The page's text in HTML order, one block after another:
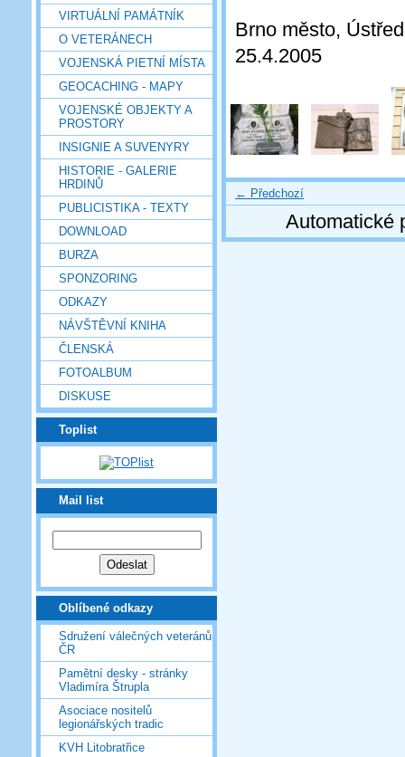
VIRTUÁLNÍ PAMÁTNÍK
O VETERÁNECH
VOJENSKÁ PIETNÍ MÍSTA
GEOCACHING - MAPY
VOJENSKÉ OBJEKTY A
PROSTORY
INSIGNIE A SUVENYRY
HISTORIE - GALERIE
HRDINŮ
PUBLICISTIKA - TEXTY
DOWNLOAD
BURZA
SPONZORING
ODKAZY
NÁVŠTĚVNÍ KNIHA
ČLENSKÁ
FOTOALBUM
DISKUSE
Toplist
Mail list
Oblíbené odkazy
Sdružení válečných veteránů
ČR
Pamětní desky - stránky
Vladimíra Štrupla
Asociace nositelů
legionářských tradic
KVH Litobratřice
Brno město,
25.4.2005
← Předchozí
Automatické